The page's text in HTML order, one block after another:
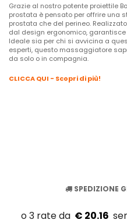
Grazie al nostro potente proiettile
prostata è pensato per offrire una
prostata che del perineo.
dal design ergonomico,
Ideale sia per chi si avvicina a
esperti, questo massaggiatore
da solo o in compagnia.
CLICCA QUI - Scopri di più!
SPEDIZIONE
€ 20.16